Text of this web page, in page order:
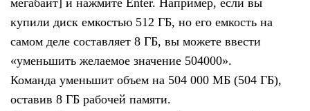
мегабайт] и нажмите Enter. Например, если вы
купили диск емкостью 512 ГБ, но его емкость на
самом деле составляет 8 ГБ, вы можете ввести
«уменьшить желаемое значение 504000».
Команда уменьшит объем на 504 000 МБ (504 ГБ),
оставив 8 ГБ рабочей памяти.